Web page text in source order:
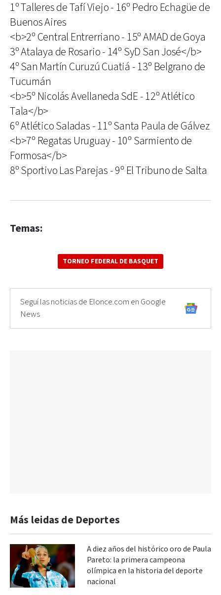
1º Talleres de Tafí Viejo - 16º Pedro Echagüe de
Buenos Aires
<b>2º Central Entrerriano - 15º AMAD de Goya
3º Atalaya de Rosario - 14º SyD San José</b>
4º San Martín Curuzú Cuatiá - 13º Belgrano de
Tucumán
<b>5º Nicolás Avellaneda SdE - 12º Atlético
Tala</b>
6º Atlético Saladas - 11º Santa Paula de Gálvez
<b>7º Regatas Uruguay - 10º Sarmiento de
Formosa</b>
8º Sportivo Las Parejas - 9º El Tribuno de Salta
Temas:
TORNEO FEDERAL DE BASQUET
Seguí las noticias de Elonce.com en Google
News
Más leidas de Deportes
A diez años del histórico oro de Paula
Pareto: la primera campeona
olímpica en la historia del deporte
nacional